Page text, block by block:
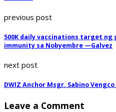
previous post
500K daily vaccinations target ng
immunity sa Nobyembre —Galvez
next post
DWIZ Anchor Msgr. Sabino
Leave a Comment